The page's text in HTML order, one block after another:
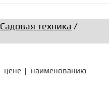
Садовая техника /
цене |
наименованию